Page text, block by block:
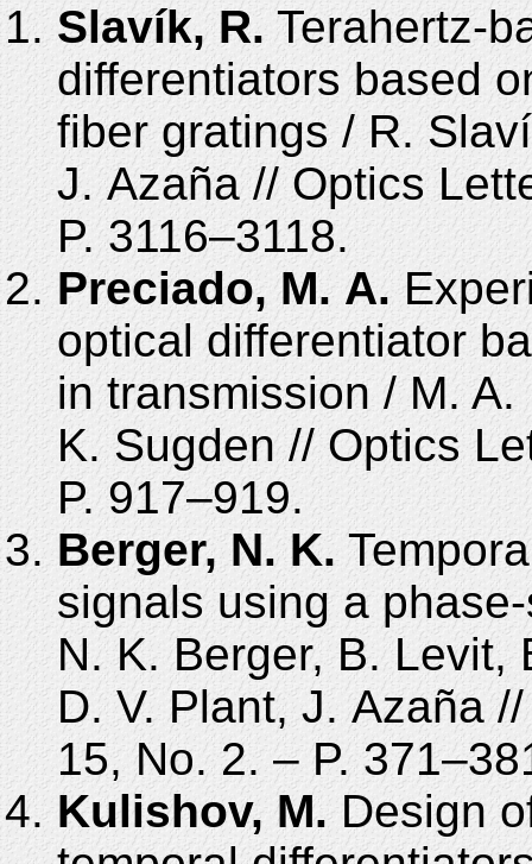
Slavík, R. Terahertz-
differentiators based
fiber gratings / R.
J. Azaña // Optics
P. 3116–3118.
Preciado, M. A.
optical differentiator
in transmission / M.
K. Sugden // Optics
P. 917–919.
Berger, N. K.
signals using a
N. K. Berger, B. Levit,
D. V. Plant, J. Azaña
15, No. 2. – P.
Kulishov, M.Design